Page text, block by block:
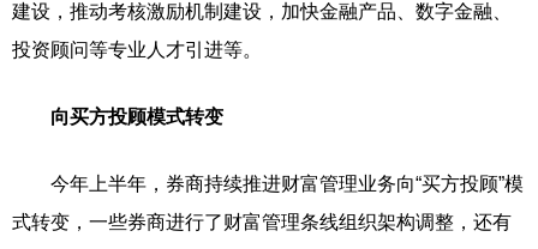
建设，推动考核激励机制建设，加快金融产品、数字金融、
投资顾问等专业人才引进等。
向买方投顾模式转变
今年上半年，券商持续推进财富管理业务向“买方投顾”模
式转变，一些券商进行了财富管理条线组织架构调整，还有